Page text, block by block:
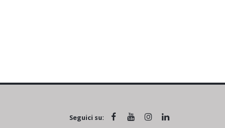
Seguici su: